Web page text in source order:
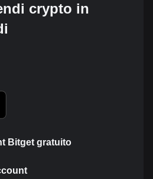
crypto in
Bitget gratuito